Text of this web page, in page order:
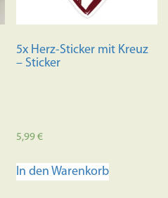
5x Herz-Sticker mit Kreuz
– Sticker
5,99€
In den Warenkorb